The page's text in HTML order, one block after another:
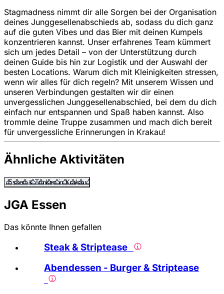
Stagmadness nimmt dir alle Sorgen bei der Organisation
deines Junggesellenabschieds ab, sodass du dich ganz
auf die guten Vibes und das Bier mit deinen Kumpels
konzentrieren kannst. Unser erfahrenes Team kümmert
sich um jedes Detail – von der Unterstützung durch
deinen Guide bis hin zur Logistik und der Auswahl der
besten Locations. Warum dich mit Kleinigkeiten stressen,
wenn wir alles für dich regeln? Mit unserem Wissen und
unseren Verbindungen gestalten wir dir einen
unvergesslichen Junggesellenabschied, bei dem du dich
einfach nur entspannen und Spaß haben kannst. Also
trommle deine Truppe zusammen und mach dich bereit
für unvergessliche Erinnerungen in Krakau!
Ähnliche Aktivitäten
Essen & Trinken in Krakau
JGA Essen
Das könnte Ihnen gefallen
Steak & Striptease
Abendessen - Burger & Striptease